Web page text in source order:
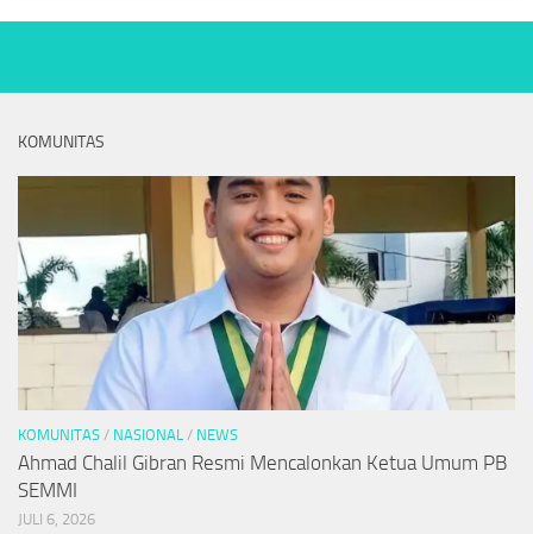
KOMUNITAS
KOMUNITAS / NASIONAL / NEWS
Ahmad Chalil Gibran Resmi Mencalonkan Ketua Umum PB
SEMMI
JULI 6, 2026